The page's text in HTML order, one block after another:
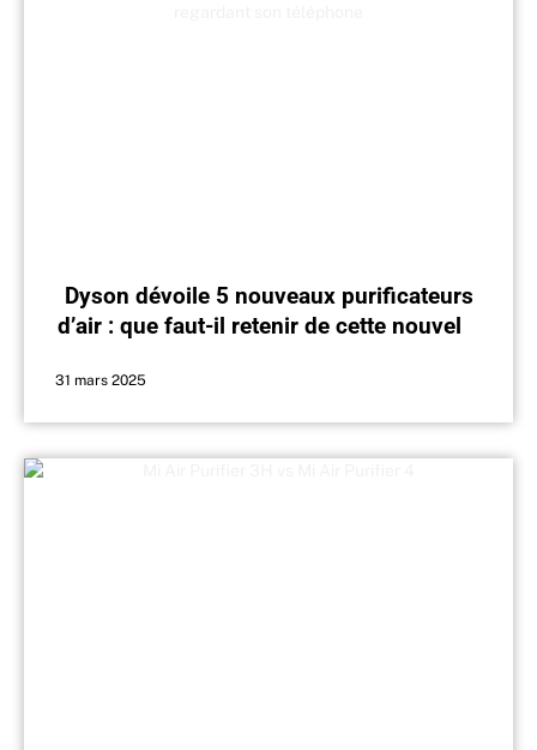
Dyson dévoile 5 nouveaux purificateurs
d’air : que faut-il retenir de cette nouvelle
31 mars 2025